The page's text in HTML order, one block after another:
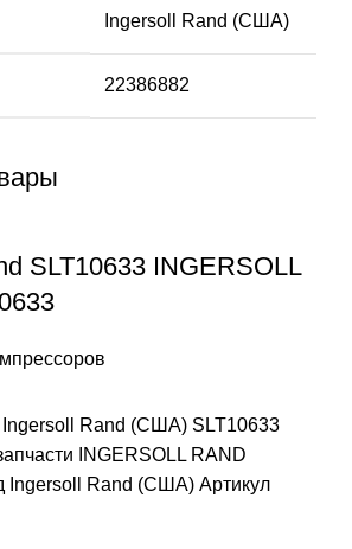
Ingersoll Rand (США)
22386882
SLT10633 INGERSOLL
Ingersoll Rand (США) SLT10633
INGERSOLL RAND
Ingersoll Rand (США) Артикул